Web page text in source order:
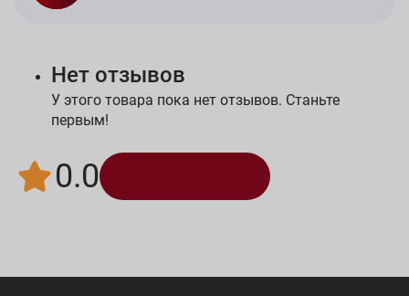
Нет отзывов
У этого товара пока нет отзывов. Станьте
первым!
0.0